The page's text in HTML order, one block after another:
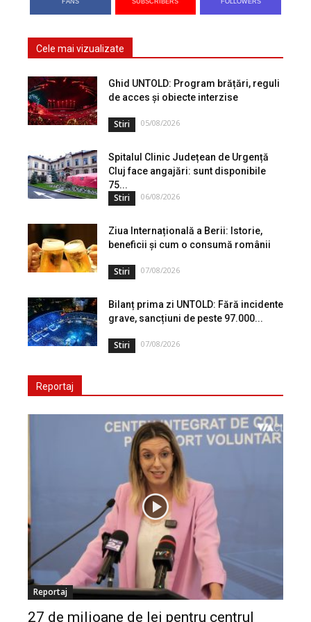
Cele mai vizualizate
Ghid UNTOLD: Program brățări, reguli
de acces și obiecte interzise
Stiri 05/08/2026
Spitalul Clinic Județean de Urgență
Cluj face angajări: sunt disponibile
75...
Stiri 06/08/2026
Ziua Internațională a Berii: Istorie,
beneficii și cum o consumă românii
Stiri 07/08/2026
Bilanț prima zi UNTOLD: Fără incidente
grave, sancțiuni de peste 97.000...
Stiri 07/08/2026
Reportaj
Reportaj
27 de milioane de lei pentru centrul